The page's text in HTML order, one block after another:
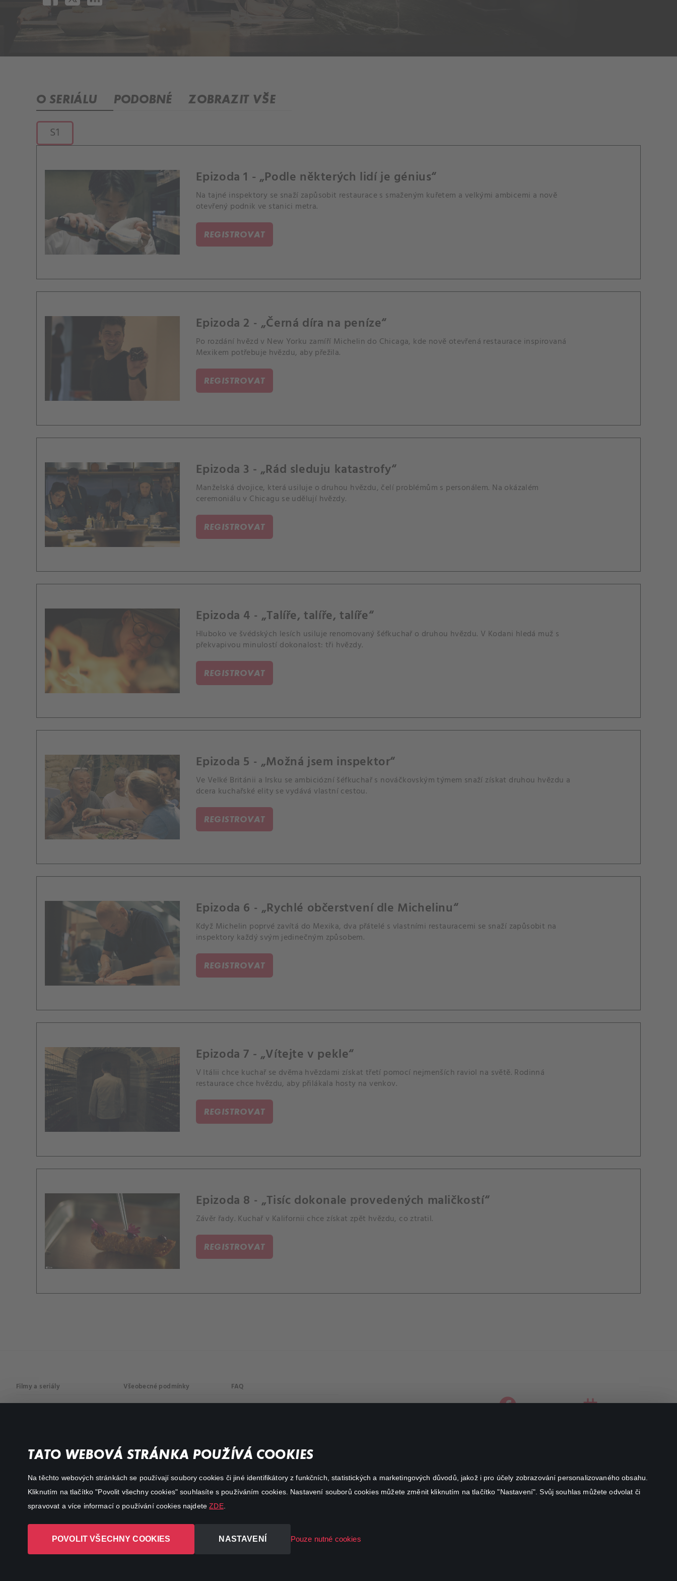
TATO WEBOVÁ STRÁNKA POUŽÍVÁ COOKIES
Na těchto webových stránkách se používají soubory cookies či jiné identifikátory z funkčních, statistických a marketingových důvodů, jakož i pro účely zobrazování personalizovaného obsahu.
Kliknutím na tlačítko "Povolit všechny cookies" souhlasíte s používáním cookies. Nastavení souborů cookies můžete změnit kliknutím na tlačítko "Nastavení". Svůj souhlas můžete odvolat či
spravovat a více informací o používání cookies najdeteZDE.
POVOLIT VŠECHNY COOKIES NASTAVENÍ Pouze nutné cookies
O SERIÁLU PODOBNÉ ZOBRAZIT VŠE
S1
Epizoda 1 - „Podle některých lidí je génius“
Na tajné inspektory se snaží zapůsobit restaurace s smaženým kuřetem a velkými ambicemi a nově
otevřený podnik ve stanici metra.
REGISTROVAT
Epizoda 2 - „Černá díra na peníze“
Po rozdání hvězd v New Yorku zamíří Michelin do Chicaga, kde nově otevřená restaurace inspirovaná
Mexikem potřebuje hvězdu, aby přežila.
REGISTROVAT
Epizoda 3 - „Rád sleduju katastrofy“
Manželská dvojice, která usiluje o druhou hvězdu, čelí problémům s personálem. Na okázalém
ceremoniálu v Chicagu se udělují hvězdy.
REGISTROVAT
Epizoda 4 - „Talíře, talíře, talíře“
Hluboko ve švédských lesích usiluje renomovaný šéfkuchař o druhou hvězdu. V Kodani hledá muž s
překvapivou minulostí dokonalost: tři hvězdy.
REGISTROVAT
Epizoda 5 - „Možná jsem inspektor“
Ve Velké Británii a Irsku se ambiciózní šéfkuchař s nováčkovským týmem snaží získat druhou hvězdu a
dcera kuchařské elity se vydává vlastní cestou.
REGISTROVAT
Epizoda 6 - „Rychlé občerstvení dle Michelinu“
Když Michelin poprvé zavítá do Mexika, dva přátelé s vlastními restauracemi se snaží zapůsobit na
inspektory každý svým jedinečným způsobem.
REGISTROVAT
Epizoda 7 - „Vítejte v pekle“
V Itálii chce kuchař se dvěma hvězdami získat třetí pomocí nejmenších raviol na světě. Rodinná
restaurace chce hvězdu, aby přilákala hosty na venkov.
REGISTROVAT
Epizoda 8 - „Tisíc dokonale provedených maličkostí“
Závěr řady. Kuchař v Kalifornii chce získat zpět hvězdu, co ztratil.
REGISTROVAT
Filmy a seriály
Akční
Všeobecné podmínky FAQ
facebookinstagram
Canal+ Luxembourg S. à r.l. se sídlem Rue Albert Borschette 4,